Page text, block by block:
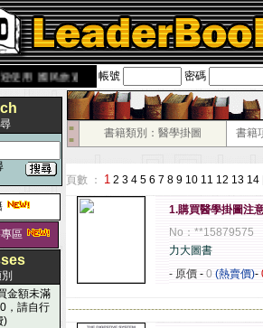
民旅遊卡！！ 帳號 密碼
區
金額未滿
，請自行
)
■
■
書籍類別：醫學掛圖 書籍
頁數 ： 1 2 3 4 5 6 7 8 9 10 11 12 13 14
1.購買醫學掛圖注
No：**15879575
力大圖書
- 原價 - 0 (熱賣價)-